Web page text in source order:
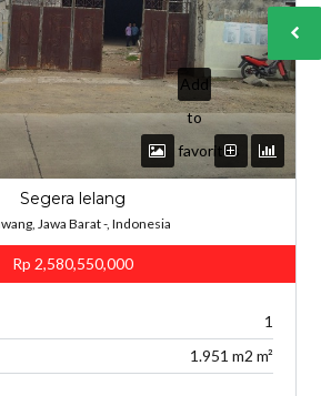
Add
to
favorites
Segera lelang
Jawa Barat -, Indonesia
Rp 2,580,550,000
1
1.951 m2 m²